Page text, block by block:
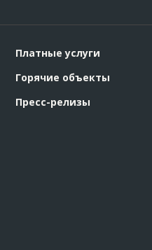
Платные услуги
Горячие объекты
Пресс-релизы